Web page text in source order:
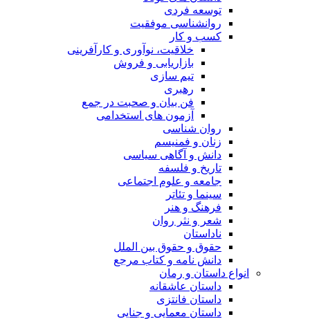
توسعه فردی
روانشناسی موفقیت
کسب و کار
خلاقیت، نوآوری و کارآفرینی
بازاریابی و فروش
تیم سازی
رهبری
فن بیان و صحبت در جمع
آزمون های استخدامی
روان شناسی
زنان و فمنیسم
دانش و آگاهی سیاسی
تاریخ و فلسفه
جامعه و علوم اجتماعی
سینما و تئاتر
فرهنگ و هنر
شعر و نثر روان
ناداستان
حقوق و حقوق بین الملل
دانش نامه و کتاب مرجع
انواع داستان و رمان
داستان عاشقانه
داستان فانتزی
داستان معمایی و جنایی